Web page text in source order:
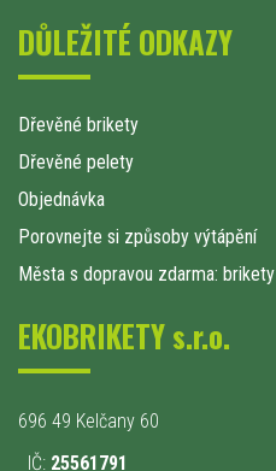
DŮLEŽITÉ ODKAZY
Dřevěné brikety
Dřevěné pelety
Objednávka
Porovnejte si způsoby výtápění
Města s dopravou zdarma: brikety
EKOBRIKETY s.r.o.
696 49 Kelčany 60
IČ: 25561791